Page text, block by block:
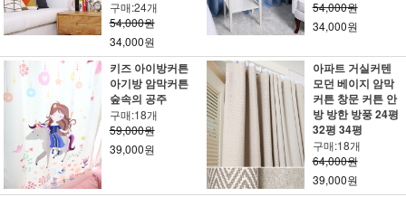
구매:24개
54,000원
34,000원
54,000원
34,000원
키즈 아이방커튼
아기방 암막커튼
숲속의 공주
구매:18개
59,000원
39,000원
아파트 거실커텐
모던 베이지 암막
커튼 창문 커튼 안
방 방한 방풍 24평
32평 34평
구매:18개
64,000원
39,000원